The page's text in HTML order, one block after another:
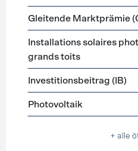
Gleitende Marktprämie
Installations solaires
grands toits
Investitionsbeitrag (IB)
Photovoltaik
+ alle